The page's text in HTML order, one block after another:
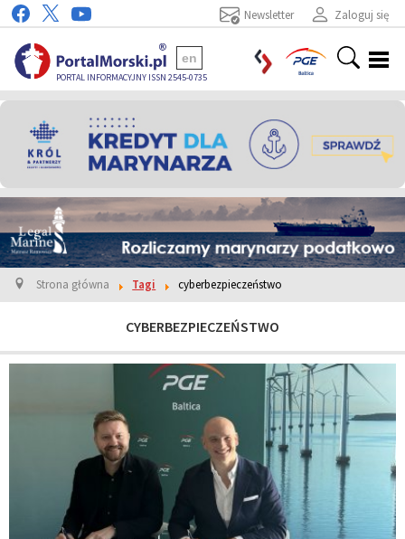
Zaloguj się
Newsletter
PORTAL INFORMACYJNY ISSN 2545-0735
en
Strona główna Tagi cyberbezpieczeństwo
CYBERBEZPIECZEŃSTWO